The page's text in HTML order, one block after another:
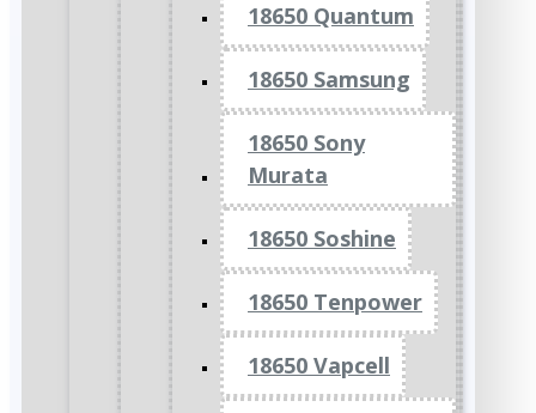
18650 Quantum
18650 Samsung
18650 Sony
Murata
18650 Soshine
18650 Tenpower
18650 Vapcell